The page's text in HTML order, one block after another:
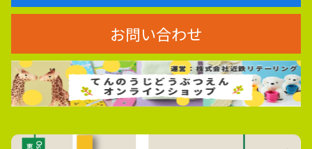
お問い合わせ